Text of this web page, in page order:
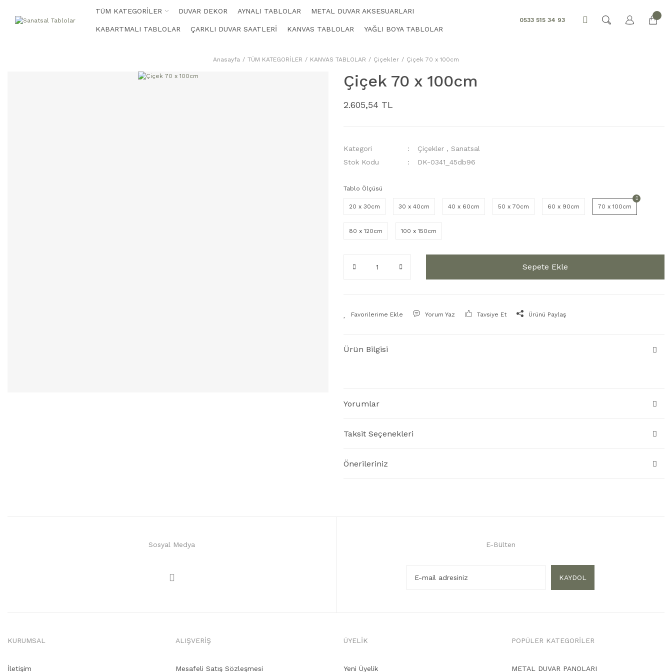
TÜM KATEGORİLER DUVAR DEKOR AYNALI TABLOLAR METAL DUVAR AKSESUARLARI
KABARTMALI TABLOLAR ÇARKLI DUVAR SAATLERİ KANVAS TABLOLAR YAĞLI BOYA TABLOLAR
0533 515 34 93
Anasayfa TÜM KATEGORİLER KANVAS TABLOLAR Çiçekler Çiçek 70 x 100cm
Çiçek 70 x 100cm
2.605,54 TL
Kategori Çiçekler ,Sanatsal
Stok Kodu
DK-0341_45db96
Tablo Ölçüsü
20 x 30cm 30 x 40cm 40 x 60cm 50 x 70cm 60 x 90cm 70 x 100cm
80 x 120cm 100 x 150cm
Sepete Ekle
Yorum Yaz Tavsiye Et Ürünü Paylaş
Ürün Bilgisi
Yorumlar
Taksit Seçenekleri
Önerileriniz
Sosyal Medya E-Bülten
KAYDOL
KURUMSAL
İletişim
ALIŞVERİŞ
Mesafeli Satış Sözleşmesi
ÜYELİK
Yeni Üyelik
POPÜLER KATEGORİLER
METAL DUVAR PANOLARI